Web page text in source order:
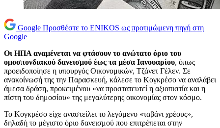
Google Προσθέστε το ENIKOS ως προτιμώμενη πηγή στη
Google
Οι ΗΠΑ αναμένεται να φτάσουν το ανώτατο όριο του
ομοσπονδιακού δανεισμού έως τα μέσα Ιανουαρίου, όπως
προειδοποίησε η υπουργός Οικονομικών, Τζάνετ Γέλεν. Σε
ανακοίνωσή της την Παρασκευή, κάλεσε το Κογκρέσο να αναλάβει
άμεσα δράση, προκειμένου «να προστατευτεί η αξιοπιστία και η
πίστη του δημοσίου» της μεγαλύτερης οικονομίας στον κόσμο.
Το Κογκρέσο είχε αναστείλει το λεγόμενο «ταβάνι χρέους»,
δηλαδή το μέγιστο όριο δανεισμού που επιτρέπεται στην